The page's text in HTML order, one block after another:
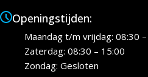
Openingstijden:
Maandag t/m vrijdag: 08:30
Zaterdag: 08:30 – 15:00
Zondag: Gesloten